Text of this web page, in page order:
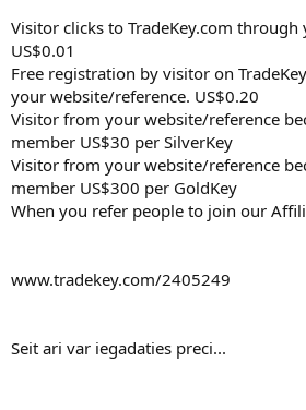
Visitor clicks to TradeKey.com
US$0.01
Free registration by visitor on
your website/reference. US$0.20
Visitor from your website/reference
member US$30 per SilverKey
Visitor from your website/reference
member US$300 per GoldKey
When you refer people to join our
www.tradekey.com/2405249
Seit ari var iegadaties preci...